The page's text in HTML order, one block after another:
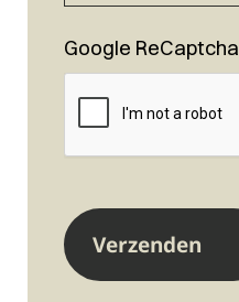
Google ReCaptcha